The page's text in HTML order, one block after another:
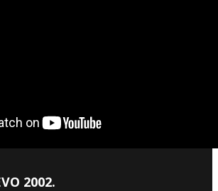
2002.